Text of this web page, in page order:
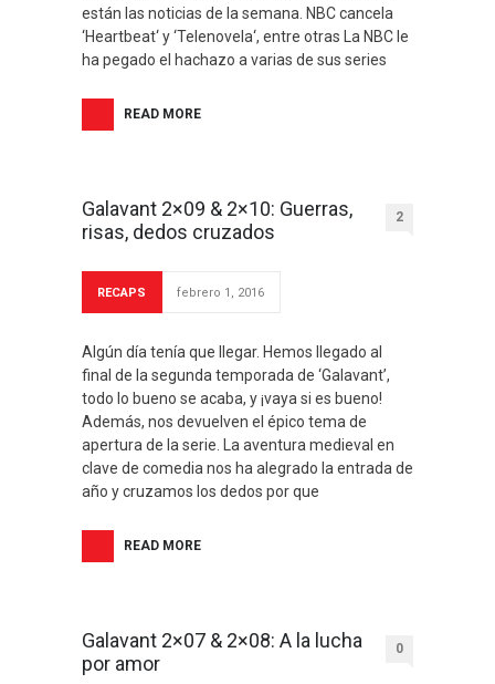
están las noticias de la semana. NBC cancela
‘Heartbeat‘ y ‘Telenovela‘, entre otras La NBC le
ha pegado el hachazo a varias de sus series
READ MORE
Galavant 2×09 & 2×10: Guerras,
risas, dedos cruzados
2
RECAPS febrero 1, 2016
Algún día tenía que llegar. Hemos llegado al
final de la segunda temporada de ‘Galavant’,
todo lo bueno se acaba, y ¡vaya si es bueno!
Además, nos devuelven el épico tema de
apertura de la serie. La aventura medieval en
clave de comedia nos ha alegrado la entrada de
año y cruzamos los dedos por que
READ MORE
Galavant 2×07 & 2×08: A la lucha
por amor
0